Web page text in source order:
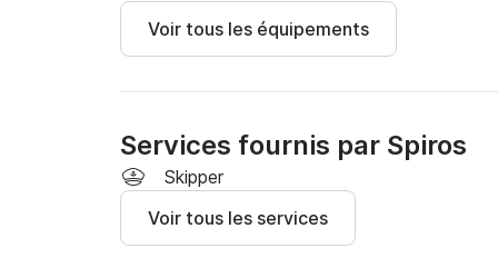
Voir tous les équipements
Services fournis par Spiros
Skipper
Voir tous les services